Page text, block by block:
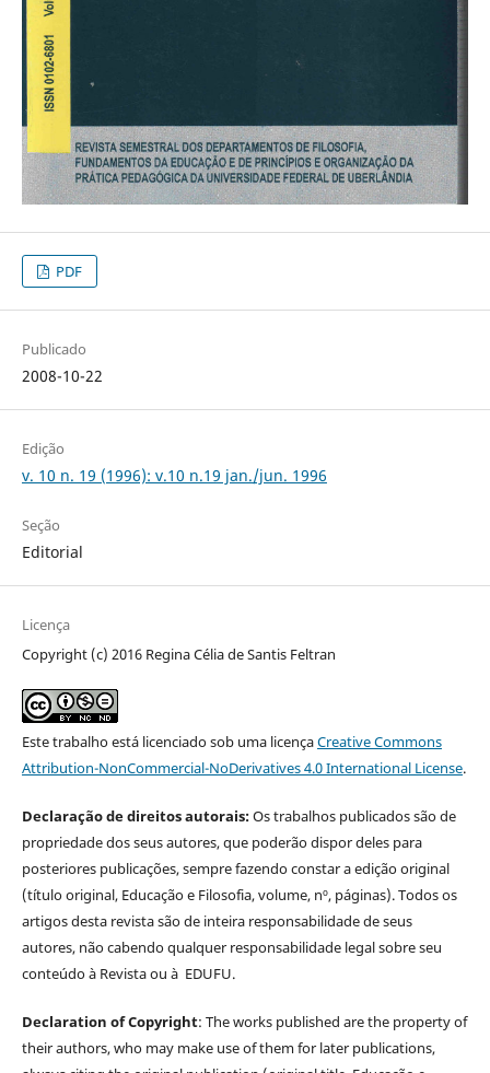
PDF
Publicado
2008-10-22
Edição
v. 10 n. 19 (1996): v.10 n.19 jan./jun. 1996
Seção
Editorial
Licença
Copyright (c) 2016 Regina Célia de Santis Feltran
Este trabalho está licenciado sob uma licençaCreative Commons
Attribution-NonCommercial-NoDerivatives 4.0 International License.
Declaração de direitos autorais:Os trabalhos publicados são de
propriedade dos seus autores, que poderão dispor deles para
posteriores publicações, sempre fazendo constar a edição original
(título original, Educação e Filosofia, volume, nº, páginas). Todos os
artigos desta revista são de inteira responsabilidade de seus
autores, não cabendo qualquer responsabilidade legal sobre seu
conteúdo à Revista ou à EDUFU.
Declaration of Copyright: The works published are the property of
their authors, who may make use of them for later publications,